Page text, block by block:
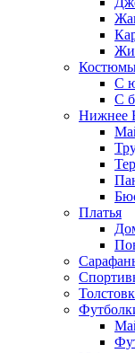
С
С
Нижнее
Платья